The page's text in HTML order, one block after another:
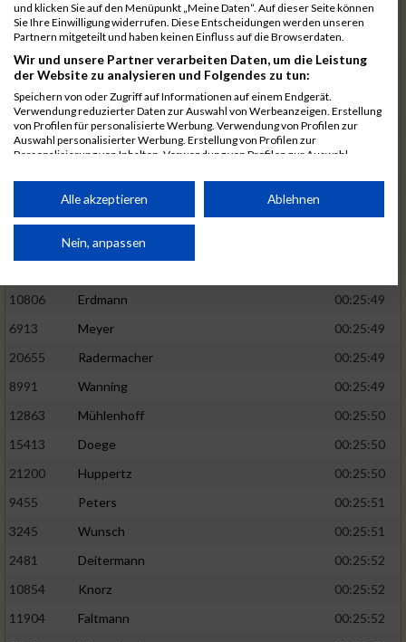
8971 Bien
00:25:42
1582
Funken
00:25:42
12220
Cosma
00:25:43
9678
Exner
11817
Schmaul-Klaibee
00:25:45
6812
Koch
00:25:47
9610
Linß
00:25:47
Küpper
10806
Erdmann
00:25:49
6913
Meyer
00:25:49
20655
Radermacher
00:25:49
8991
Wanning
00:25:49
12863
Mühlenhoff
00:25:50
15413
Doege
00:25:50
21200
Huppertz
00:25:50
9455
Peters
00:25:51
3245
Wunsch
00:25:51
2481
Deitermann
00:25:52
10854
Knorz
00:25:52
11904
Faltmann
00:25:52
und klicken Sie auf den Menüpunkt „Meine Daten“. Auf dieser Seite können
Sie Ihre Einwilligung widerrufen. Diese Entscheidungen werden unseren
Partnern mitgeteilt und haben keinen Einfluss auf die Browserdaten.
Wir und unsere Partner verarbeiten Daten, um die Leistung
der Website zu analysieren und Folgendes zu tun:
Speichern von oder Zugriff auf Informationen auf einem Endgerät.
Verwendung reduzierter Daten zur Auswahl von Werbeanzeigen. Erstellung
von Profilen für personalisierte Werbung. Verwendung von Profilen zur
Auswahl personalisierter Werbung. Erstellung von Profilen zur
Personalisierung von Inhalten. Verwendung von Profilen zur Auswahl
Performance von Inhalten. Analyse von Zielgruppen durch Statistiken oder
Kombinationen von Daten aus verschiedenen Quellen. Entwicklung und
von Inhalten.
Daten können außerhalb der Europäischen Union weitergegeben und in die
Partnerliste anzeigen (1 IAB-Anbieter)
Wir nutzen Ihre Daten für folgende Zwecke:
auf einem Endgerät
von Werbeanzeigen
Werbung
personalisierter Werbung
Alle akzeptieren Ablehnen
Nein, anpassen